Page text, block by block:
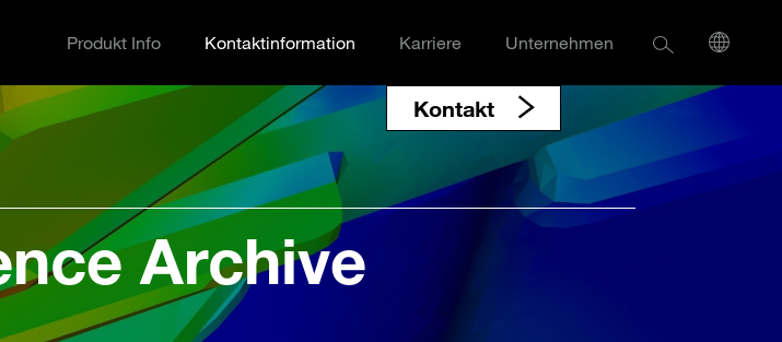
Produkt Info Kontaktinformation Karriere Unternehmen
Kontakt
Archive